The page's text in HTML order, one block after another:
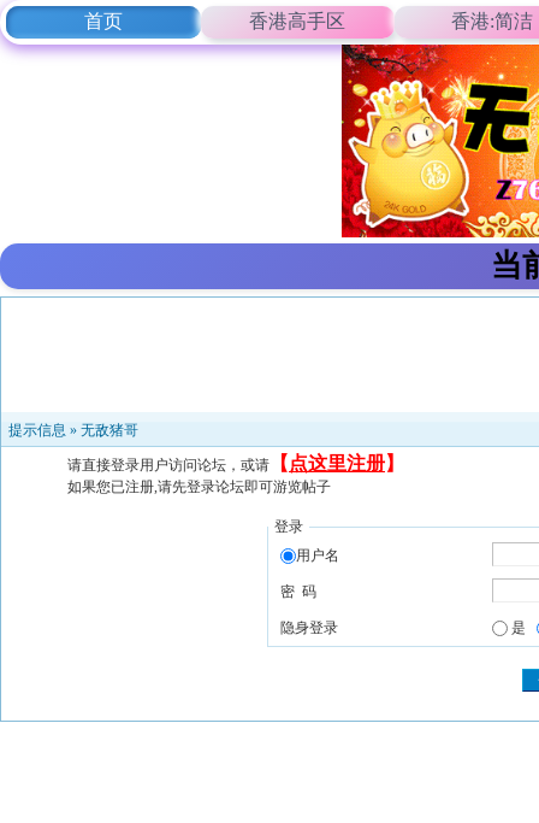
首页 香港高手区 香港:简洁
当
提示信息 » 无敌猪哥
请直接登录用户访问论坛，或请 【 点这里注册】
如果您已注册,请先登录论坛即可游览帖子
登录
用户名
密 码
隐身登录 是